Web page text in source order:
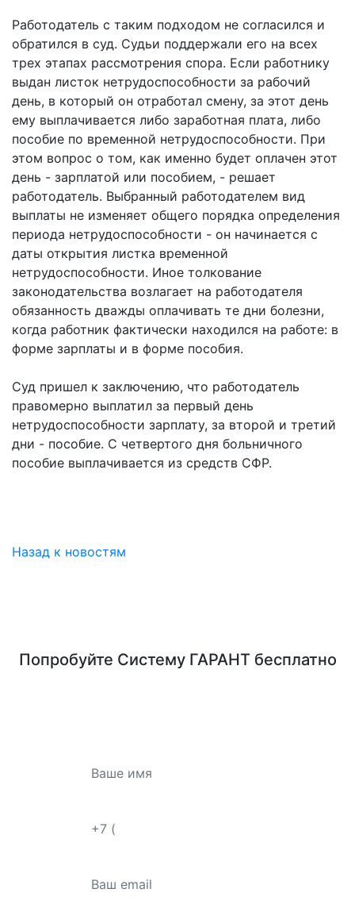
Работодатель с таким подходом не согласился и
обратился в суд. Судьи поддержали его на всех
трех этапах рассмотрения спора. Если работнику
выдан листок нетрудоспособности за рабочий
день, в который он отработал смену, за этот день
ему выплачивается либо заработная плата, либо
пособие по временной нетрудоспособности. При
этом вопрос о том, как именно будет оплачен этот
день - зарплатой или пособием, - решает
работодатель. Выбранный работодателем вид
выплаты не изменяет общего порядка определения
периода нетрудоспособности - он начинается с
даты открытия листка временной
нетрудоспособности. Иное толкование
законодательства возлагает на работодателя
обязанность дважды оплачивать те дни болезни,
когда работник фактически находился на работе: в
форме зарплаты и в форме пособия.
Суд пришел к заключению, что работодатель
правомерно выплатил за первый день
нетрудоспособности зарплату, за второй и третий
дни - пособие. С четвертого дня больничного
пособие выплачивается из средств СФР.
Назад к новостям
Попробуйте Систему ГАРАНТбесплатно